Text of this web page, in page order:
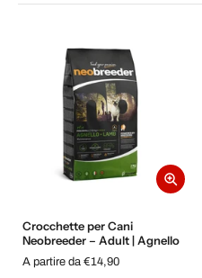
Crocchette per Cani
Neobreeder – Adult | Agnello
A partire da €14,90